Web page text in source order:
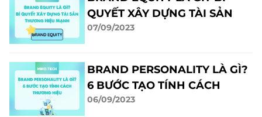
QUYẾT XÂY DỰNG TÀI SẢN
THƯƠNG HIỆU MẠNH
07/09/2023
BRAND PERSONALITY LÀ GÌ?
6 BƯỚC TẠO TÍNH CÁCH
THƯƠNG HIỆU
06/09/2023